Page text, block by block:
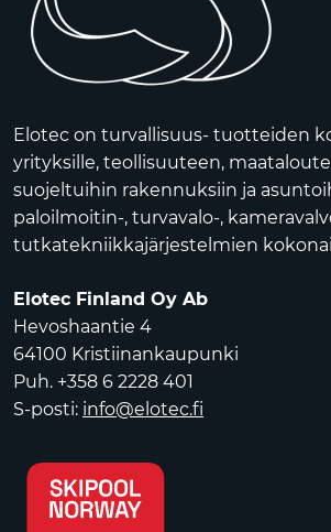
Elotec on turvallisuus- tuotteiden
yrityksille, teollisuuteen,
suojeltuihin rakennuksiin ja
paloilmoitin-, turvavalo-,
tutkatekniikkajärjestelmien
Elotec Finland Oy Ab
Hevoshaantie 4
64100 Kristiinankaupunki
Puh. +358 6 2228 401
S-posti: info@elotec.fi